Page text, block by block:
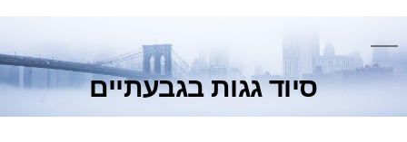
סיוד גגות בגבעתיים